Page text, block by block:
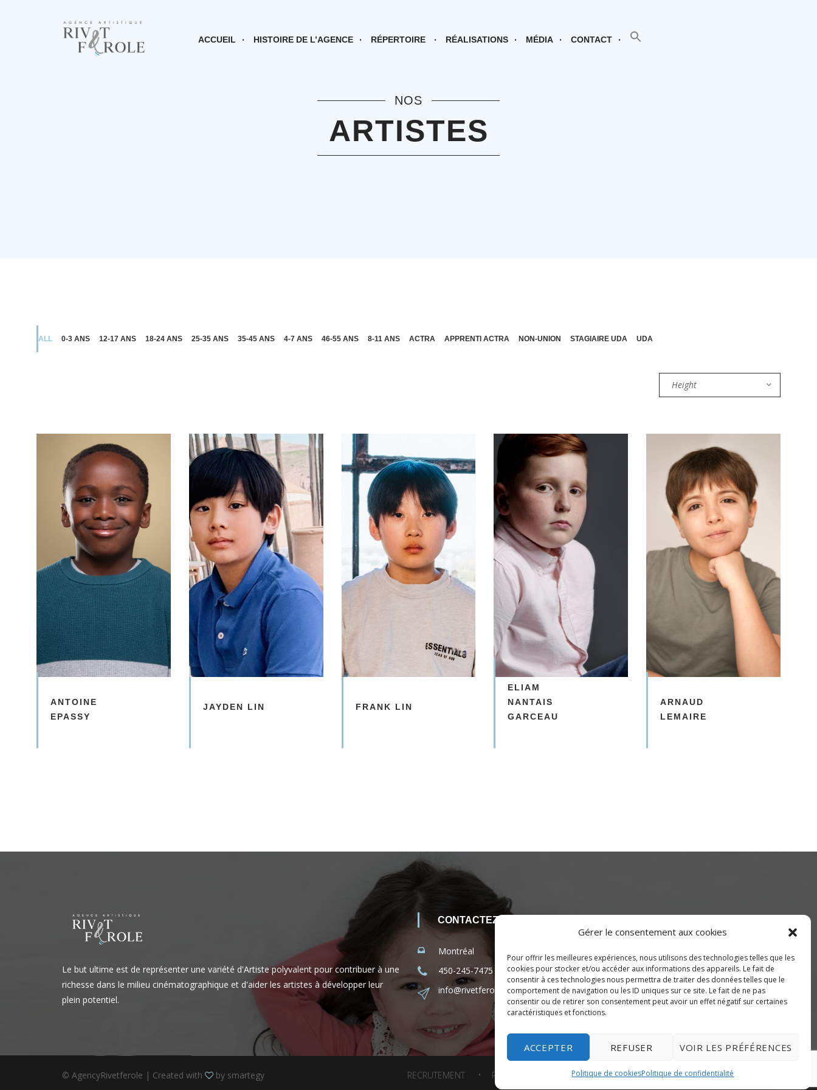
Gérer le consentement aux cookies
Pour offrir les meilleures expériences, nous utilisons des technologies telles que les
cookies pour stocker et/ou accéder aux informations des appareils. Le fait de
consentir à ces technologies nous permettra de traiter des données telles que le
comportement de navigation ou les ID uniques sur ce site. Le fait de ne pas
consentir ou de retirer son consentement peut avoir un effet négatif sur certaines
caractéristiques et fonctions.
ACCEPTER REFUSER VOIR LES PRÉFÉRENCES
Politique de cookiesPolitique de confidentialité
ACCUEIL HISTOIRE DE L’AGENCE RÉPERTOIRE RÉALISATIONS MÉDIA CONTACT
Search
for:
NOS
ARTISTES
ALL 0-3 ANS 12-17 ANS 18-24 ANS 25-35 ANS 35-45 ANS 4-7 ANS 46-55 ANS 8-11 ANS ACTRA APPRENTI ACTRA NON-UNION STAGIAIRE UDA UDA
ANTOINE
EPASSY
JAYDEN LIN FRANK LIN
ELIAM
NANTAIS
GARCEAU
ARNAUD
LEMAIRE
Le but ultime est de représenter une variété d'Artiste polyvalent pour contribuer à une
richesse dans le milieu cinématographique et d'aider les artistes à développer leur
plein potentiel.
CONTACTEZ-NOUS
Montréal
450-245-7475 (sans frais de Montréal) ou 514-655-9191
info@rivetferole.com
© AgencyRivetferole | Created with by smartegy RECRUTEMENT POLITIQUE DE CONFIDENTIALITÉ POLITIQUE DE COOKIES (CA)